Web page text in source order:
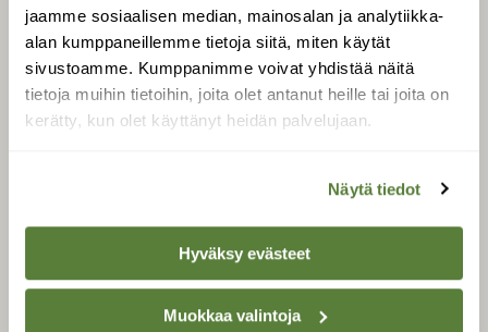
jaamme sosiaalisen median, mainosalan ja analytiikka-
alan kumppaneillemme tietoja siitä, miten käytät
sivustoamme. Kumppanimme voivat yhdistää näitä
tietoja muihin tietoihin, joita olet antanut heille tai joita on
kerätty, kun olet käyttänyt heidän palvelujaan.
Näytä tiedot
Hyväksy evästeet
Muokkaa valintoja
SUOMEN LUONNON­
SUOJELU­LIITTO
Suomen Luonto -lehden
luonnonsuojelu­liitto.